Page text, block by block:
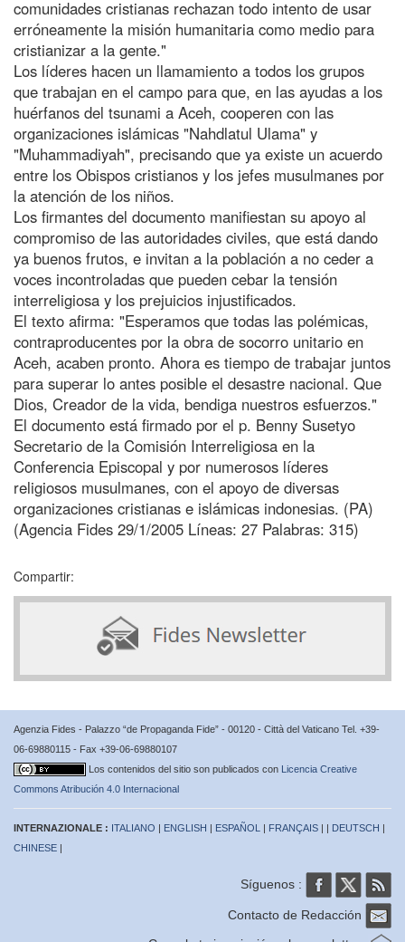
comunidades cristianas rechazan todo intento de usar
erróneamente la misión humanitaria como medio para
cristianizar a la gente."
Los líderes hacen un llamamiento a todos los grupos
que trabajan en el campo para que, en las ayudas a los
huérfanos del tsunami a Aceh, cooperen con las
organizaciones islámicas "Nahdlatul Ulama" y
"Muhammadiyah", precisando que ya existe un acuerdo
entre los Obispos cristianos y los jefes musulmanes por
la atención de los niños.
Los firmantes del documento manifiestan su apoyo al
compromiso de las autoridades civiles, que está dando
ya buenos frutos, e invitan a la población a no ceder a
voces incontroladas que pueden cebar la tensión
interreligiosa y los prejuicios injustificados.
El texto afirma: "Esperamos que todas las polémicas,
contraproducentes por la obra de socorro unitario en
Aceh, acaben pronto. Ahora es tiempo de trabajar juntos
para superar lo antes posible el desastre nacional. Que
Dios, Creador de la vida, bendiga nuestros esfuerzos."
El documento está firmado por el p. Benny Susetyo
Secretario de la Comisión Interreligiosa en la
Conferencia Episcopal y por numerosos líderes
religiosos musulmanes, con el apoyo de diversas
organizaciones cristianas e islámicas indonesias. (PA)
(Agencia Fides 29/1/2005 Líneas: 27 Palabras: 315)
Compartir:
Agenzia Fides - Palazzo “de Propaganda Fide” - 00120 - Città del Vaticano Tel. +39-
06-69880115 - Fax +39-06-69880107
Los contenidos del sitio son publicados con Licencia Creative
Commons Atribución 4.0 Internacional
INTERNAZIONALE : ITALIANO | ENGLISH | ESPAÑOL | FRANÇAIS | | DEUTSCH |
CHINESE |
Síguenos :
Contacto de Redacción